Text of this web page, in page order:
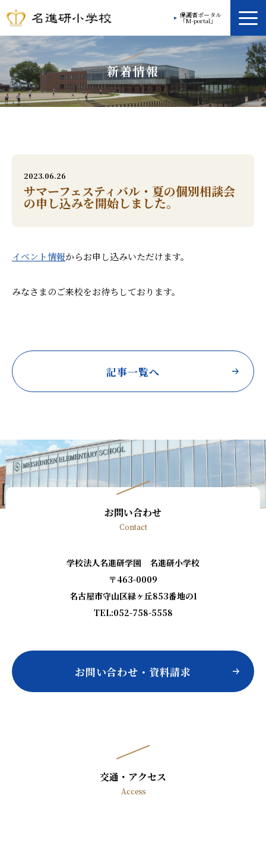
保護者ポータル
「M-portal」
学校案内
教育方針
学校生活
入学案内
アクセス 同窓会サイト
財務諸表
新着情報
2023.06.26
サマーフェスティバル・夏の個別相談会
の申し込みを開始しました。
イベント情報からお申し込みいただけます。
みなさまのご来校をお待ちしております。
記事一覧へ
お問い合わせ
Contact
学校法人名進研学園 名進研小学校
〒463-0009
名古屋市守山区緑ヶ丘853番地の1
TEL:052-758-5558
お問い合わせ・資料請求
交通・アクセス
Access